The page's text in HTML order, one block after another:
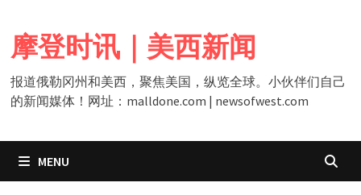
content
摩登时讯｜美西新闻
报道俄勒冈州和美西，聚焦美国，纵览全球。小伙伴们自己
的新闻媒体！网址：malldone.com | newsofwest.com
MENU